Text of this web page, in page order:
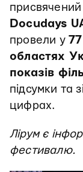
Docudays
провели у
областях
показів
підсумки та
цифрах.
Лірум є
фестивалю.